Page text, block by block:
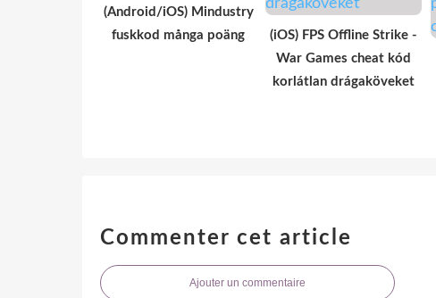
(Android/iOS) Mindustry
fuskkod många poäng
(iOS) FPS Offline Strike -
War Games cheat kód
korlátlan drágaköveket
Commenter cet article
Ajouter un commentaire